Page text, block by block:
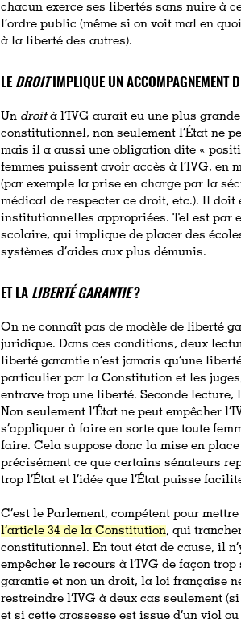
chacun exerce ses libertés sans nuire à
l’ordre public(même si on voit mal en
à la liberté des autres).
LE DROITIMPLIQUE UN ACCOMPAGNEMENT
Un droità l’IVG aurait eu une plus
constitutionnel, non seulement l’État ne
mais il a aussi une obligation dite «
femmes puissent avoir accès à l’IVG,
(par exemple la prise en charge par la
médical de respecter ce droit, etc.). Il
institutionnelles appropriées. Tel est par
scolaire, qui implique de placer des
systèmes d’aides aux plus démunis.
ET LA LIBERTÉ GARANTIE?
On ne connaît pas de modèle de liberté
juridique. Dans ces conditions, deux
liberté garantie n’est jamais qu’une
particulier par la Constitution et les
entrave trop une liberté. Seconde
Non seulement l’État ne peut empêcher
s’appliquer à faire en sorte que toute
faire. Cela suppose donc la mise en
précisément ce que certains sénateurs
trop l’État et l’idée que l’État puisse
C’est le Parlement, compétent pour
l’article 34 de la Constitution, qui
constitutionnel. En tout état de cause, il
empêcher le recours à l’IVG de façon
garantie et non un droit, la loi française
restreindre l’IVG à deux cas seulement
et si cette grossesse est issue d’un viol ou